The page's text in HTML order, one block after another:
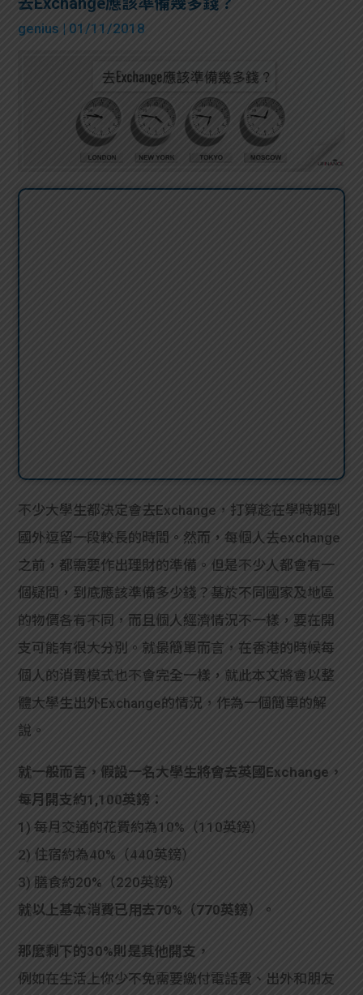
genius | 01/11/2018
不少大學生都決定會去Exchange，打算趁在學時期到
國外逗留一段較長的時間。然而，每個人去exchange
之前，都需要作出理財的準備。但是不少人都會有一
個疑問，到底應該準備多少錢？基於不同國家及地區
的物價各有不同，而且個人經濟情況不一樣，要在開
支可能有很大分別。就最簡單而言，在香港的時候每
個人的消費模式也不會完全一樣，就此本文將會以整
體大學生出外Exchange的情況，作為一個簡單的解
說。
就一般而言，假設一名大學生將會去英國Exchange，
每月開支約1,100英鎊：
1) 每月交通的花費約為10%（110英鎊）
2) 住宿約為40%（440英鎊）
3) 膳食約20%（220英鎊）
就以上基本消費已用去70%（770英鎊）。
那麼剩下的30%則是其他開支，
例如在生活上你少不免需要繳付電話費、出外和朋友